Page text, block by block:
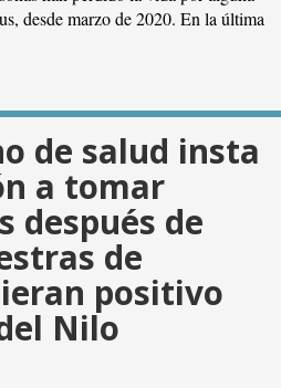
desde marzo de 2020. En la última
de salud insta
a tomar
después de
de
positivo
Nilo